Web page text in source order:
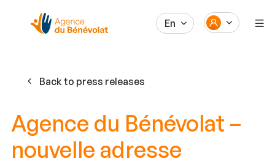
En
Back to press releases
Agence du Bénévolat –
nouvelle adresse